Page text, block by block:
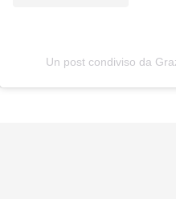
Un post condiviso da